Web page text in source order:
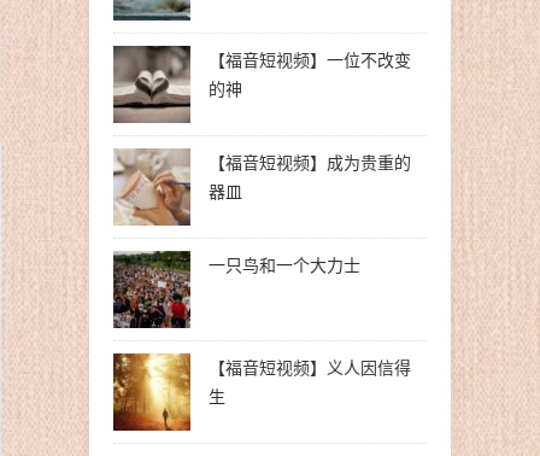
【福音短视频】一位不改变
的神
【福音短视频】成为贵重的
器皿
一只鸟和一个大力士
【福音短视频】义人因信得
生